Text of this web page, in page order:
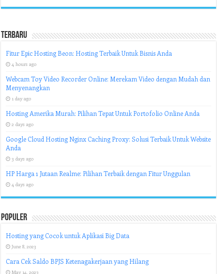
Terbaru
Fitur Epic Hosting Beon: Hosting Terbaik Untuk Bisnis Anda
4 hours ago
Webcam Toy Video Recorder Online: Merekam Video dengan Mudah dan
Menyenangkan
1 day ago
Hosting Amerika Murah: Pilihan Tepat Untuk Portofolio Online Anda
2 days ago
Google Cloud Hosting Nginx Caching Proxy: Solusi Terbaik Untuk Website
Anda
3 days ago
HP Harga 1 Jutaan Realme: Pilihan Terbaik dengan Fitur Unggulan
4 days ago
Populer
Hosting yang Cocok untuk Aplikasi Big Data
June 8, 2023
Cara Cek Saldo BPJS Ketenagakerjaan yang Hilang
May 14, 2023